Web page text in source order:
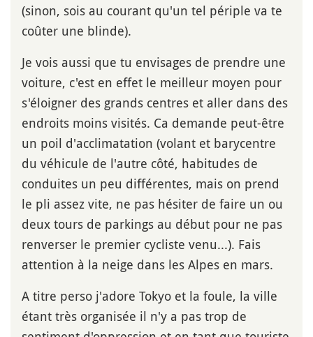
(sinon, sois au courant qu'un tel périple va te
coûter une blinde).
Je vois aussi que tu envisages de prendre une
voiture, c'est en effet le meilleur moyen pour
s'éloigner des grands centres et aller dans des
endroits moins visités. Ca demande peut-être
un poil d'acclimatation (volant et barycentre
du véhicule de l'autre côté, habitudes de
conduites un peu différentes, mais on prend
le pli assez vite, ne pas hésiter de faire un ou
deux tours de parkings au début pour ne pas
renverser le premier cycliste venu...). Fais
attention à la neige dans les Alpes en mars.
A titre perso j'adore Tokyo et la foule, la ville
étant très organisée il n'y a pas trop de